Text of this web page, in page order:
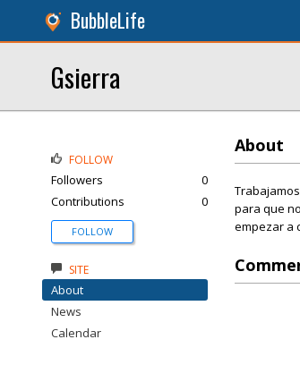
BubbleLife
Gsierra
About
para que
empezar a
FOLLOW
Followers
0
Contributions
0
FOLLOW
SITE
About
News
Calendar